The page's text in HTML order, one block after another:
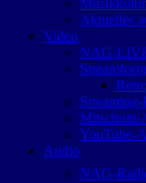
Aktuelles
Video
NAG-
Streaming-
YouTube-
Audio
NAG-